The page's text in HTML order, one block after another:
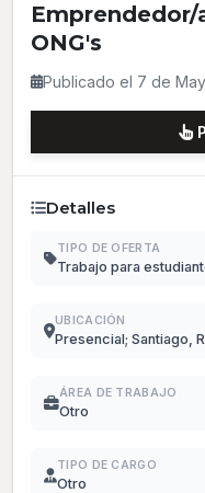
ONG's
Publicado el 7 de
Detalles
TIPO DE OFERTA
Trabajo para
UBICACIÓN
Presencial; Santiago,
ÁREA DE TRABAJO
Otro
TIPO DE CARGO
Otro